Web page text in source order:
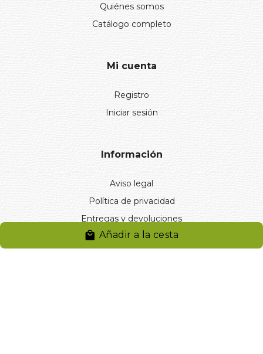
Añadir a la cesta
Quiénes somos
Catálogo completo
Mi cuenta
Registro
Iniciar sesión
Información
Aviso legal
Política de privacidad
Entregas y devoluciones
Desistimiento